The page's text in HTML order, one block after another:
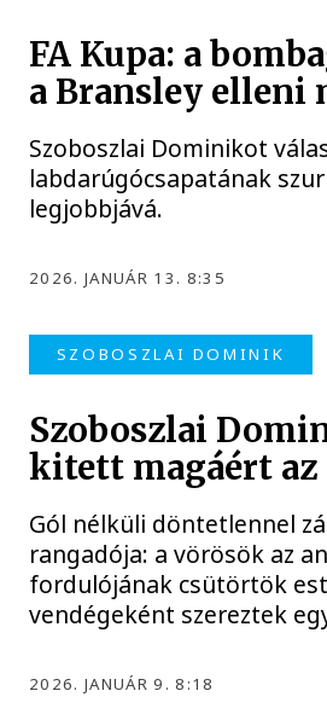
FA Kupa: a
a Bransley elleni
Szoboszlai Dominikot
labdarúgócsapatának
legjobbjává.
2026. JANUÁR 13. 8:35
SZOBOSZLAI DOMINIK
Szoboszlai
kitett magáért az
Gól nélküli döntetlennel
rangadója: a vörösök az
fordulójának csütörtök
vendégeként szereztek
2026. JANUÁR 9. 8:18